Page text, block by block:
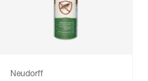
Neudorff